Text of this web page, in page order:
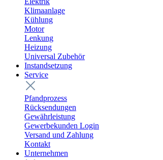
Klimaanlage
Kühlung
Motor
Lenkung
Heizung
Universal Zubehör
Instandsetzung
Service
Pfandprozess
Rücksendungen
Gewährleistung
Gewerbekunden Login
Versand und Zahlung
Kontakt
Unternehmen